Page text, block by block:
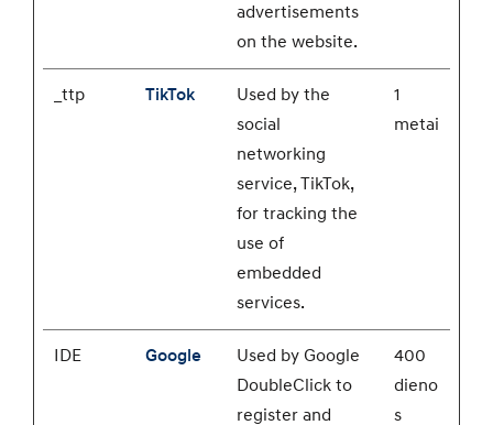
advertisements
on the website.
_ttp TikTok
Used by the
social
networking
service, TikTok,
for tracking the
use of
embedded
services.
1
metai
IDE Google
Used by Google
DoubleClick to
register and
400
dieno
s